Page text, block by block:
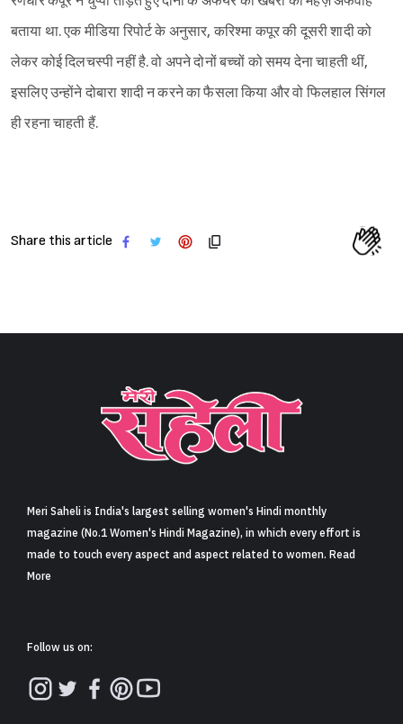
बताया था. एक मीडिया रिपोर्ट के अनुसार, करिश्मा कपूर की दूसरी शादी को
लेकर कोई दिलचस्पी नहीं है. वो अपने दोनों बच्चों को समय देना चाहती थीं,
इसलिए उन्होंने दोबारा शादी न करने का फैसला किया और वो फिलहाल सिंगल
ही रहना चाहती हैं.
Share this article
Meri Saheli is India's largest selling women's Hindi monthly
magazine (No.1 Women's Hindi Magazine), in which every effort is
made to touch every aspect and aspect related to women. Read
More
Follow us on: